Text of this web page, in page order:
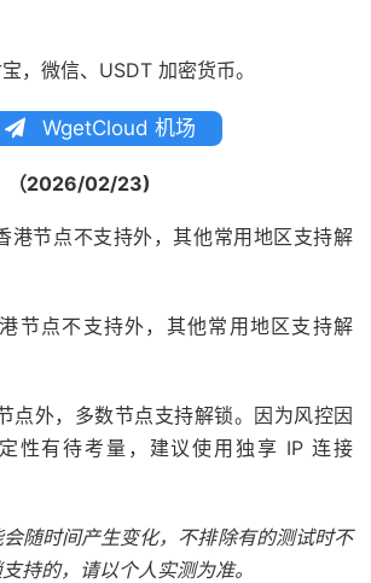
，微信、USDT 加密货币。
WgetCloud 机场
（2026/02/23)
港节点不支持外，其他常用地区支持解
节点不支持外，其他常用地区支持解
点外，多数节点支持解锁。因为风控因
性有待考量，建议使用独享 IP 连接
随时间产生变化，不排除有的测试时不
持的，请以个人实测为准。